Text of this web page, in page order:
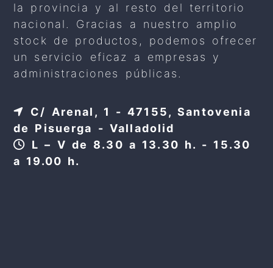
la provincia y al resto del territorio
nacional. Gracias a nuestro amplio
stock de productos, podemos ofrecer
un servicio eficaz a empresas y
administraciones públicas.
C/ Arenal, 1 - 47155, Santovenia
de Pisuerga - Valladolid
L – V de 8.30 a 13.30 h. - 15.30
a 19.00 h.